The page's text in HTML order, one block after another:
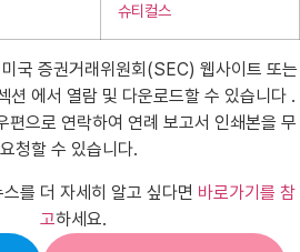
슈티컬스
국 증권거래위원회(SEC) 웹사이트 또는
션 에서 열람 및 다운로드할 수 있습니다 .
편으로 연락하여 연례 보고서 인쇄본을 무
청할 수 있습니다.
를 더 자세히 알고 싶다면 바로가기를 참
고하세요.